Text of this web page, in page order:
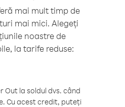
mai mult timp de
mai mici. Alegeți
noastre de
la tarife reduse:
Out la soldul dvs. când
Cu acest credit, puteți